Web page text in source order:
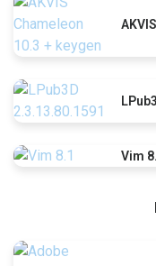
Vim